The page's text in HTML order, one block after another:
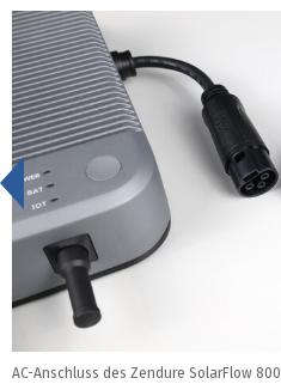
AC-Anschluss des Zendure SolarFlow 800
<